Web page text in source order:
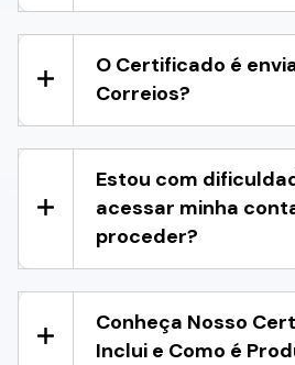
O Certificado é
Correios?
Estou com
acessar minha
proceder?
Conheça Nosso
Inclui e Como é